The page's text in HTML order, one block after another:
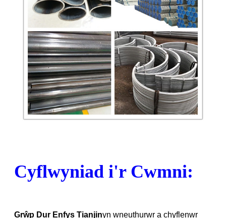
Cyflwyniad i'r Cwmni:
Grŵp Dur Enfys Tianjinyn wneuthurwr a chyflenwr